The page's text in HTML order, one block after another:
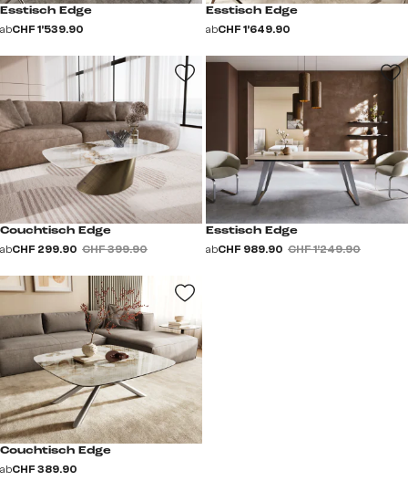
Esstisch Edge
abCHF 1’539.90
Esstisch Edge
abCHF 1’649.90
Couchtisch Edge
abCHF 299.90 CHF 399.90
Esstisch Edge
abCHF 989.90 CHF 1’249.90
Couchtisch Edge
abCHF 389.90